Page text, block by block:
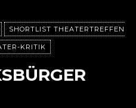
SHORTLIST THEATERTREFFEN
KRITIK